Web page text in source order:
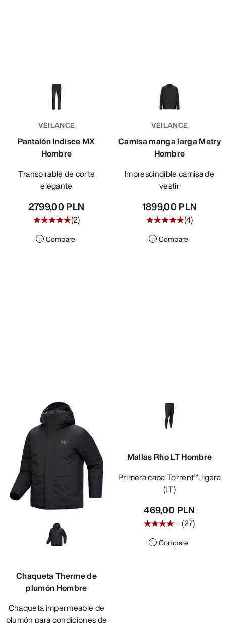
VEILANCE
Pantalón Indisce MX
Hombre
Transpirable de corte
elegante
2799,00 PLN
(2)
Compare
VEILANCE
Camisa manga larga Metry
Hombre
Imprescindible camisa de
vestir
1899,00 PLN
(4)
Compare
Chaqueta Therme de
plumón Hombre
Chaqueta impermeable de
plumón para condiciones de
Mallas Rho LT Hombre
Primera capa Torrent™, ligera
(LT)
469,00 PLN
(27)
Compare